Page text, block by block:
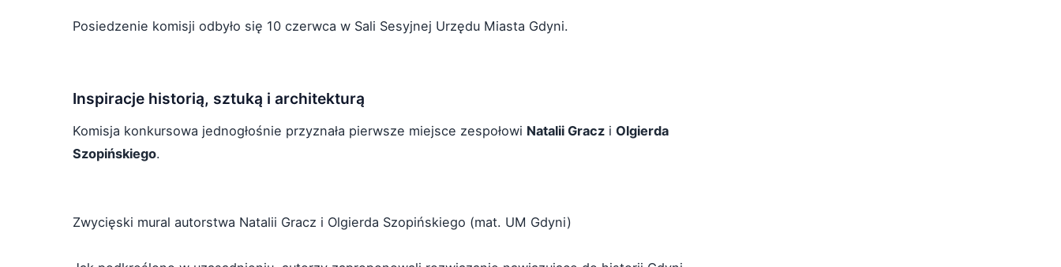
Posiedzenie komisji odbyło się 10 czerwca w Sali Sesyjnej Urzędu Miasta Gdyni.
Inspiracje historią, sztuką i architekturą
Komisja konkursowa jednogłośnie przyznała pierwsze miejsce zespołowi Natalii Gracz i Olgierda
Szopińskiego.
Zwycięski mural autorstwa Natalii Gracz i Olgierda Szopińskiego (mat. UM Gdyni)